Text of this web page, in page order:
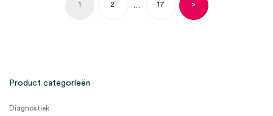
1 2 17 >
Product categorieën
Diagnostiek